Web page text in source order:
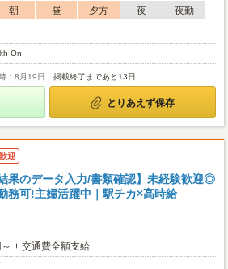
朝 昼 夕方 夜
夜勤
On
：8月19日 掲載終了まであと13日
とりあえず保存
迎
結果のデータ入力/書類確認】未経験歓迎◎
務可!主婦活躍中｜駅チカ×高時給
+ 交通費全額支給